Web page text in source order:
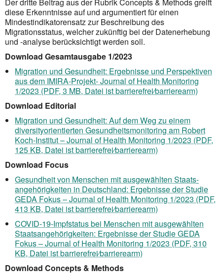
diese Erkenntnisse auf und argumentiert für einen
Mindestindikatorensatz zur Beschreibung des
Migrationsstatus, welcher zukünftig bei der Datenerhebung
und -analyse berücksichtigt werden soll.
Download Gesamtausgabe 1/2023
Migration und Gesundheit: Ergebnisse und Perspektiven
aus dem IMIRA-Projekt- Journal of Health Monitoring
1/2023 (PDF, 3 MB, Datei ist barrierefrei⁄barrierearm)
Download Editorial
Migration und Gesundheit: Auf dem Weg zu einem
diversityorientierten Gesundheitsmonitoring am Robert
Koch-Institut – Journal of Health Monitoring 1/2023 (PDF,
125 KB, Datei ist barrierefrei⁄barrierearm)
Download Focus
Gesundheit von Menschen mit ausgewählten Staats­
angehörigkeiten in Deutschland: Ergebnisse der Studie
GEDA Fokus – Journal of Health Monitoring 1/2023 (PDF,
413 KB, Datei ist barrierefrei⁄barrierearm)
COVID-19-Impfstatus bei Menschen mit ausgewählten
Staatsangehörigkeiten: Ergebnisse der Studie GEDA
Fokus – Journal of Health Monitoring 1/2023 (PDF, 310
KB, Datei ist barrierefrei⁄barrierearm)
Download Concepts & Methods